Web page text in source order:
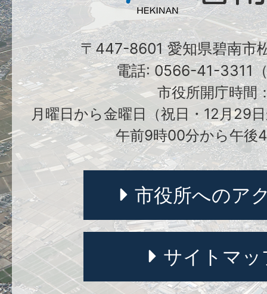
〒447-8601 愛知県碧南市
電話: 0566-41-3311
市役所開庁時間
月曜日から金曜日（祝日・12月29
午前9時00分から午後
市役所へのア
サイトマッ